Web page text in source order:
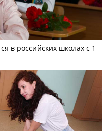
в российских школах с 1